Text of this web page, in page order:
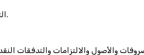
التعامل مع المصروفات والأصول والالتزامات والتدفقات النقدية والقوائم المالية.